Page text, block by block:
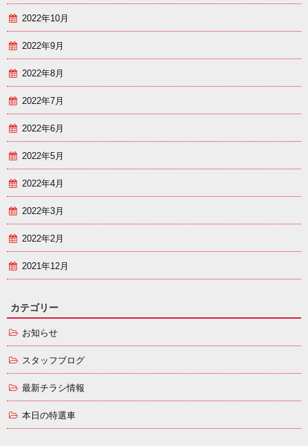
2022年10月
2022年9月
2022年8月
2022年7月
2022年6月
2022年5月
2022年4月
2022年3月
2022年2月
2021年12月
カテゴリー
お知らせ
スタッフブログ
最新チラシ情報
本日の特選車